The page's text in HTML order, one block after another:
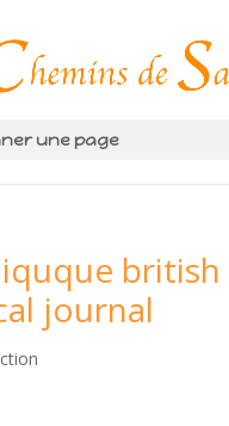
une page
british
journal